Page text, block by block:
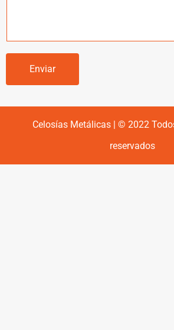
Enviar
Celosías Metálicas | © 2022
reservados